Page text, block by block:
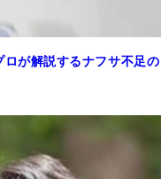
が解説するナフサ不足の